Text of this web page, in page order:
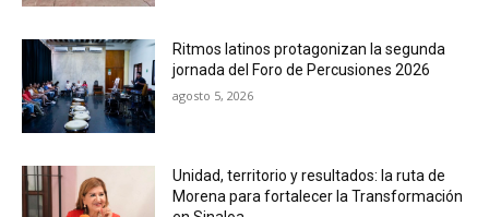
Ritmos latinos protagonizan la segunda
jornada del Foro de Percusiones 2026
agosto 5, 2026
Unidad, territorio y resultados: la ruta de
Morena para fortalecer la Transformación